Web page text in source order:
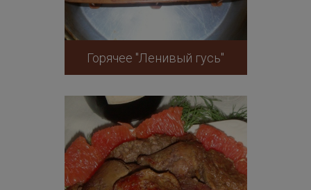
Горячее "Ленивый гусь"